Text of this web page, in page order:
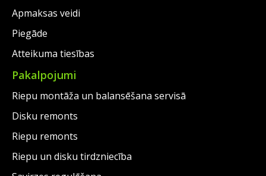
Apmaksas veidi
Piegāde
Atteikuma tiesības
Pakalpojumi
Riepu montāža un balansēšana servisā
Disku remonts
Riepu remonts
Riepu un disku tirdzniecība